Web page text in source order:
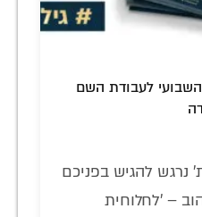
לעבודת השם
נרגש להגיש בפניכם
– 'לחלוחית